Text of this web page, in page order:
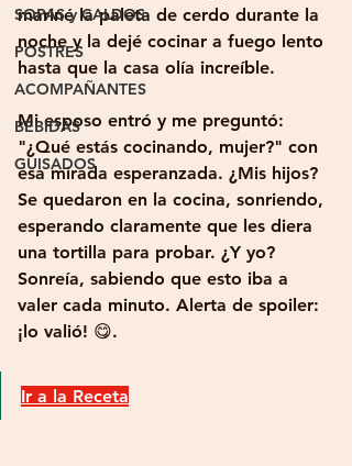
SOPAS y CALDOS
POSTRES
ACOMPAÑANTES
BEBIDAS
GUISADOS
mariné la paleta de cerdo durante la
noche y la dejé cocinar a fuego lento
hasta que la casa olía increíble.
Mi esposo entró y me preguntó:
"¿Qué estás cocinando, mujer?" con
esa mirada esperanzada. ¿Mis hijos?
Se quedaron en la cocina, sonriendo,
esperando claramente que les diera
una tortilla para probar. ¿Y yo?
Sonreía, sabiendo que esto iba a
valer cada minuto. Alerta de spoiler:
¡lo valió! 😋.
Ir a la Receta